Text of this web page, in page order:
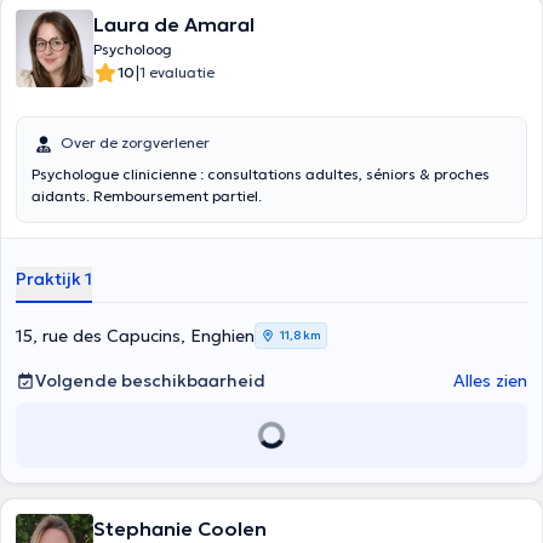
Ik leer voortdurend bij door middel van conferenties, lezingen,
interdisciplinaire uitwisselingen en supervisies, om steeds aan de
verschillende verwachtingen van mijn patiënten te kunnen voldoen.
Aarzel niet om contact met mij op te nemen: Tel: 0474/262625 E-
Laura de Amaral
Psycholoog
10|1 evaluatie
Over de zorgverlener
Psychologue clinicienne : consultations adultes, séniors & proches
aidants. Remboursement partiel.
Praktijk 1
15, rue des Capucins, Enghien 11,8 km
Volgende beschikbaarheid Alles zien
Stephanie Coolen